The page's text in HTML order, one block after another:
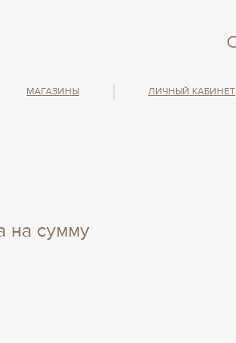
МАГАЗИНЫ ЛИЧНЫЙ КАБИНЕТ
на сумму